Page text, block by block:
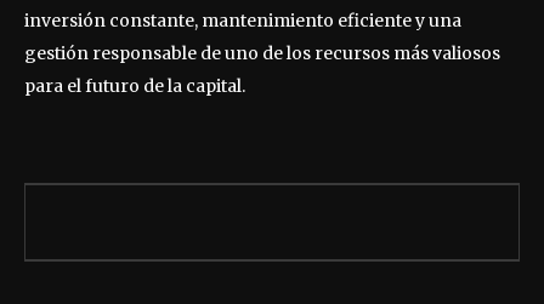
inversión constante, mantenimiento eficiente y una
gestión responsable de uno de los recursos más valiosos
para el futuro de la capital.